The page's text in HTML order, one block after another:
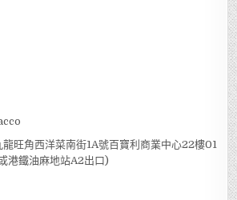
龍旺角西洋菜南街1A號百寶利商業中心22樓01
港鐵油麻地站A2出口)